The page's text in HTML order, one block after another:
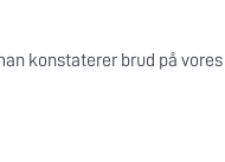
konstaterer brud på